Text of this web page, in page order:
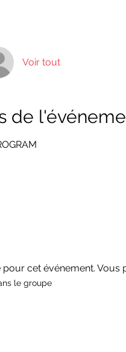
Voir tout
de
cet événement.
le groupe